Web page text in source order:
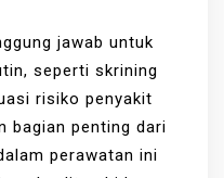
jawab untuk
seperti skrining
risiko penyakit
bagian penting dari
perawatan ini